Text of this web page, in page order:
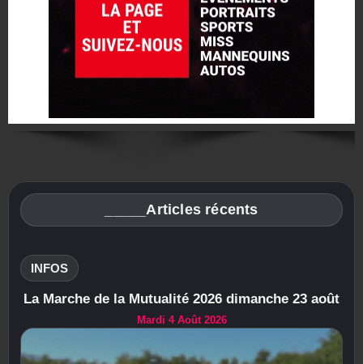
_____Articles récents
INFOS
La Marche de la Mutualité 2026 dimanche 23 août
Mardi 4 Août 2026